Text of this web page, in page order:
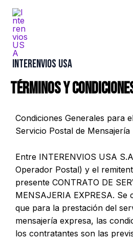
contenido
Interenvios USA
Términos y
Condiciones Generales para
Servicio Postal de Mensajería
Entre INTERENVIOS USA
Operador Postal) y el
presente CONTRATO DE
MENSAJERIA EXPRESA. Se
que para la prestación del
mensajería expresa, las
los contratantes son las